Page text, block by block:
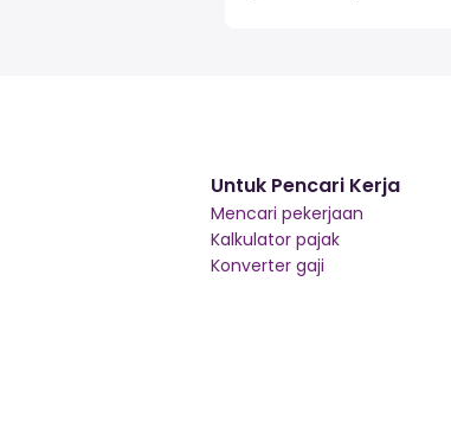
Untuk Pencari Kerja
Mencari pekerjaan
Kalkulator pajak
Konverter gaji